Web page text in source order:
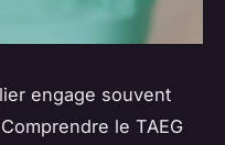
engage souvent
le TAEG